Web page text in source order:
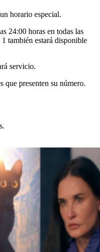
horario especial.
24:00 horas en todas las
también estará disponible
servicio.
que presenten su número.